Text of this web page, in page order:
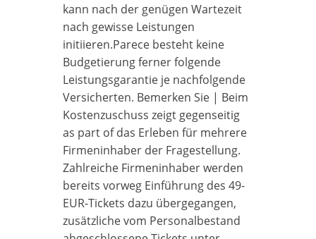
kann nach der genügen Wartezeit
nach gewisse Leistungen
initiieren.Parece besteht keine
Budgetierung ferner folgende
Leistungsgarantie je nachfolgende
Versicherten. Bemerken Sie | Beim
Kostenzuschuss zeigt gegenseitig
as part of das Erleben für mehrere
Firmeninhaber der Fragestellung.
Zahlreiche Firmeninhaber werden
bereits vorweg Einführung des 49-
EUR-Tickets dazu übergegangen,
zusätzliche vom Personalbestand